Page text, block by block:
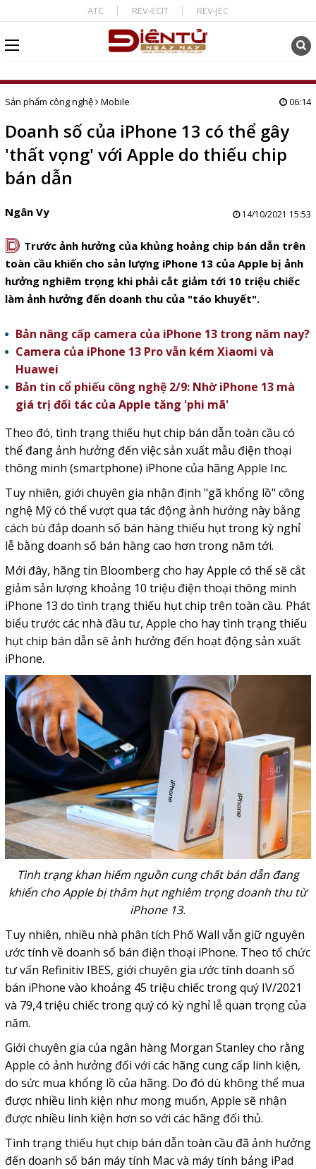
ATC REV-ECIT REV-JEC
Sản phẩm công nghệ Mobile 06:14
Doanh số của iPhone 13 có thể gây
'thất vọng' với Apple do thiếu chip
bán dẫn
Ngân Vy 14/10/2021 15:53
D Trước ảnh hưởng của khủng hoảng chip bán dẫn trên
toàn cầu khiến cho sản lượng iPhone 13 của Apple bị ảnh
hưởng nghiêm trọng khi phải cắt giảm tới 10 triệu chiếc
làm ảnh hưởng đến doanh thu của "táo khuyết".
Bản nâng cấp camera của iPhone 13 trong năm nay?
Camera của iPhone 13 Pro vẫn kém Xiaomi và
Huawei
Bản tin cổ phiếu công nghệ 2/9: Nhờ iPhone 13 mà
giá trị đối tác của Apple tăng 'phi mã'
Theo đó, tình trạng thiếu hụt chip bán dẫn toàn cầu có
thể đang ảnh hưởng đến việc sản xuất mẫu điện thoại
thông minh (smartphone) iPhone của hãng Apple Inc.
Tuy nhiên, giới chuyên gia nhận định "gã khổng lồ" công
nghệ Mỹ có thể vượt qua tác động ảnh hưởng này bằng
cách bù đắp doanh số bán hàng thiếu hụt trong kỳ nghỉ
lễ bằng doanh số bán hàng cao hơn trong năm tới.
Mới đây, hãng tin Bloomberg cho hay Apple có thể sẽ cắt
giảm sản lượng khoảng 10 triệu điện thoại thông minh
iPhone 13 do tình trạng thiếu hụt chip trên toàn cầu. Phát
biểu trước các nhà đầu tư, Apple cho hay tình trạng thiếu
hụt chip bán dẫn sẽ ảnh hưởng đến hoạt động sản xuất
iPhone.
Tình trạng khan hiếm nguồn cung chất bán dẫn đang
khiến cho Apple bị thâm hụt nghiêm trọng doanh thu từ
iPhone 13.
Tuy nhiên, nhiều nhà phân tích Phố Wall vẫn giữ nguyên
ước tính về doanh số bán điện thoại iPhone. Theo tổ chức
tư vấn Refinitiv IBES, giới chuyên gia ước tính doanh số
bán iPhone vào khoảng 45 triệu chiếc trong quý IV/2021
và 79,4 triệu chiếc trong quý có kỳ nghỉ lễ quan trọng của
năm.
Giới chuyên gia của ngân hàng Morgan Stanley cho rằng
Apple có ảnh hưởng đối với các hãng cung cấp linh kiện,
do sức mua khổng lồ của hãng. Do đó dù không thể mua
được nhiều linh kiện như mong muốn, Apple sẽ nhận
được nhiều linh kiện hơn so với các hãng đối thủ.
Tình trạng thiếu hụt chip bán dẫn toàn cầu đã ảnh hưởng
đến doanh số bán máy tính Mac và máy tính bảng iPad